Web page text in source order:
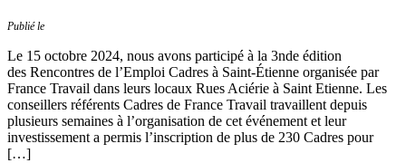
Publié le
Le 15 octobre 2024, nous avons participé à la 3nde édition
des Rencontres de l’Emploi Cadres à Saint-Étienne organisée par
France Travail dans leurs locaux Rues Aciérie à Saint Etienne. Les
conseillers référents Cadres de France Travail travaillent depuis
plusieurs semaines à l’organisation de cet événement et leur
investissement a permis l’inscription de plus de 230 Cadres pour
[…]